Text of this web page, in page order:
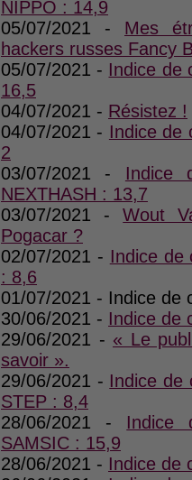
NIPPO : 14,9
05/07/2021 - Mes
hackers russes Fancy
05/07/2021 - Indice de
16,5
04/07/2021 - Résistez !
04/07/2021 - Indice de
2
03/07/2021 - Indice
NEXTHASH : 13,7
03/07/2021 -Wout
Pogacar ?
02/07/2021 - Indice de
: 8,6
01/07/2021 - Indice de
30/06/2021 - Indice de
29/06/2021 - « Le
savoir ».
29/06/2021 - Indice de
STEP : 8,4
28/06/2021 - Indice
SAMSIC : 15,9
28/06/2021 - Indice de